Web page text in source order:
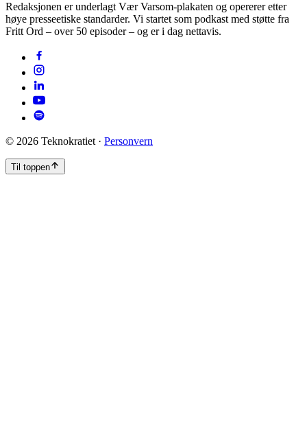
Redaksjonen er underlagt Vær Varsom-plakaten og opererer etter
høye presseetiske standarder. Vi startet som podkast med støtte fra
Fritt Ord – over 50 episoder – og er i dag nettavis.
© 2026 Teknokratiet · Personvern
Til toppen